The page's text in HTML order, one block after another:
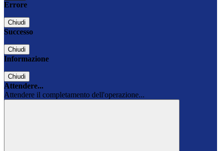
Errore
Chiudi
Successo
Chiudi
Informazione
Chiudi
Attendere...
Attendere il completamento dell'operazione...